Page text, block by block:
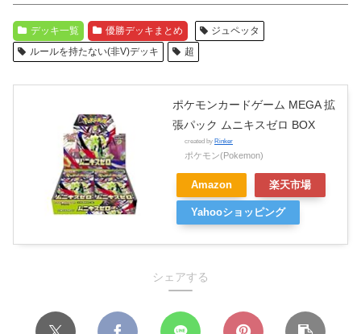
デッキ一覧 優勝デッキまとめ
ジュペッタ
ルールを持たない(非V)デッキ
超
ポケモンカードゲーム MEGA 拡
張パック ムニキスゼロ BOX
created by Rinker
ポケモン(Pokemon)
Amazon 楽天市場
Yahooショッピング
シェアする